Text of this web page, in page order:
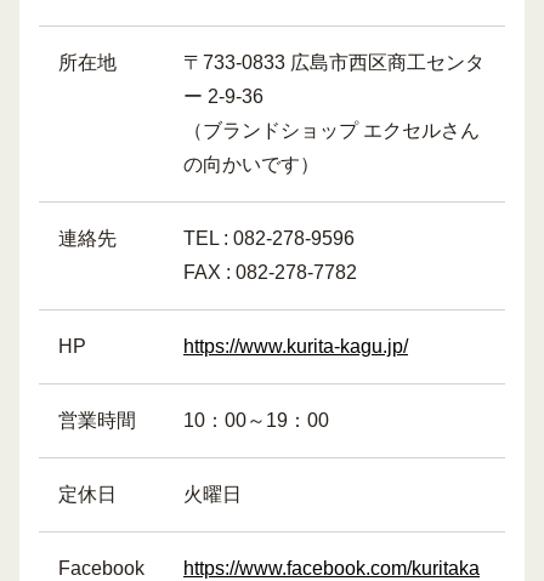
所在地
〒733-0833 広島市西区商工センタ
ー 2-9-36
（ブランドショップ エクセルさん
の向かいです）
連絡先
TEL : 082-278-9596
FAX : 082-278-7782
HP https://www.kurita-kagu.jp/
営業時間 10：00～19：00
定休日 火曜日
Facebook
https://www.facebook.com/kuritaka